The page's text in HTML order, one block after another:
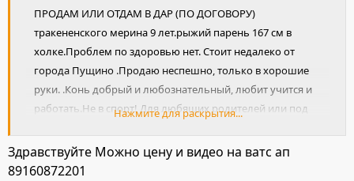
ПРОДАМ ИЛИ ОТДАМ В ДАР (ПО ДОГОВОРУ)
тракененского мерина 9 лет.рыжий парень 167 см в
холке.Проблем по здоровью нет. Стоит недалеко от
города Пущино .Продаю неспешно, только в хорошие
руки. .Конь добрый и любознательный, любит учится и
работать.Не в спорт! Для любящих родителей или под
ВОТСАП 89857996151 Мария. Для меня главное что бы
ему было хорошо .
Нажмите для раскрытия...
Здравствуйте Можно цену и видео на ватс ап
89160872201